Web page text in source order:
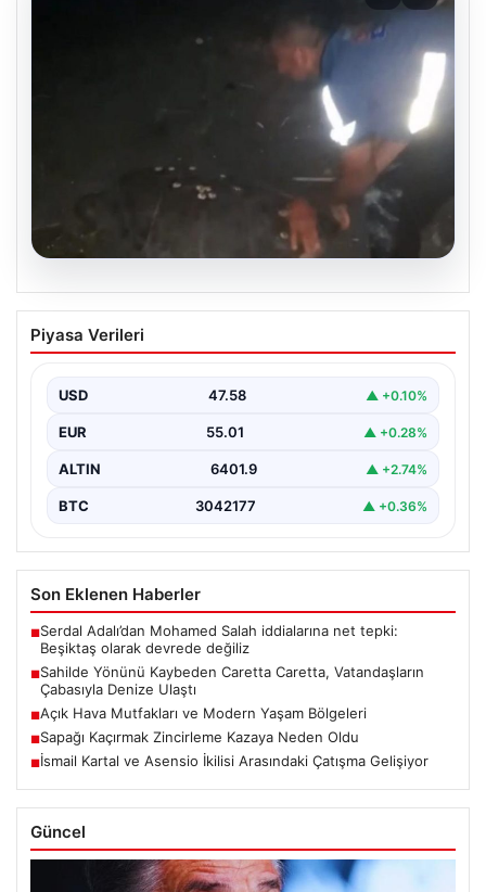
04.08.2026
Sahilde Yönünü Kaybeden Caretta
Caretta, Vatandaşların Çabasıyla
Hatay’ın Samandağ ilçesinde gerçekleşen bu olay,
önemli bir…
Piyasa Verileri
USD 47.58 ▲ +0.10%
EUR 55.01 ▲ +0.28%
ALTIN 6401.9 ▲ +2.74%
BTC 3042177 ▲ +0.36%
Son Eklenen Haberler
■Serdal Adalı’dan Mohamed Salah iddialarına net tepki:
Beşiktaş olarak devrede değiliz
■Sahilde Yönünü Kaybeden Caretta Caretta, Vatandaşların
Çabasıyla Denize Ulaştı
■Açık Hava Mutfakları ve Modern Yaşam Bölgeleri
■Sapağı Kaçırmak Zincirleme Kazaya Neden Oldu
■İsmail Kartal ve Asensio İkilisi Arasındaki Çatışma Gelişiyor
Güncel